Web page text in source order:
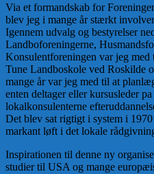
Via et formandskab for
blev jeg i mange år stærkt
Igennem udvalg og bestyrelser
Landboforeningerne,
Konsulentforeningen var jeg med
Tune Landboskole ved Roskilde
mange år var jeg med til at
enten deltager eller kursusleder
lokalkonsulenterne
Det blev sat rigtigt i system i
markant løft i det lokale
Inspirationen til denne ny
studier til USA og mange